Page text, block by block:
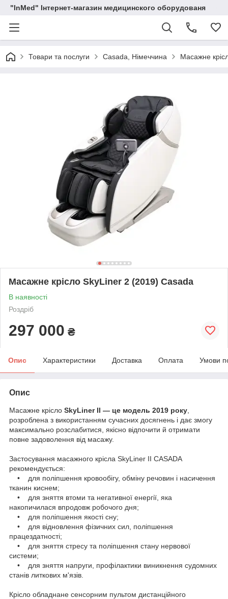
"InMed" Інтернет-магазин медицинского оборудованя
Товари та послуги Casada, Німеччина Масажне
Масажне крісло SkyLiner 2 (2019) Casada
В наявності
Роздріб
297 000 ₴
Опис Характеристики Доставка Оплата Умови
Опис
Масажне крісло SkyLiner II — це модель 2019 року
розроблена з використанням сучасних досягнень і дає змогу
максимально розслабитися, якісно відпочити й отримати
повне задоволення від масажу.
Застосування масажного крісла SkyLiner II CASADA
рекомендується:
• для поліпшення кровообігу, обміну речовин і насичення
тканин киснем;
• для зняття втоми та негативної енергії, яка
накопичилася впродовж робочого дня;
• для поліпшення якості сну;
• для відновлення фізичних сил, поліпшення
працездатності;
• для зняття стресу та поліпшення стану нервової
системи;
• для зняття напруги, профілактики виникнення судомних
станів литкових м'язів.
Крісло обладнане сенсорним пультом дистанційного